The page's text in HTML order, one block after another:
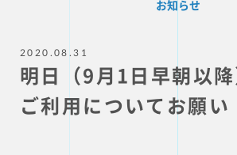
お知らせ
2020.08.31
明日（9月1日早朝以
ご利用についてお願い